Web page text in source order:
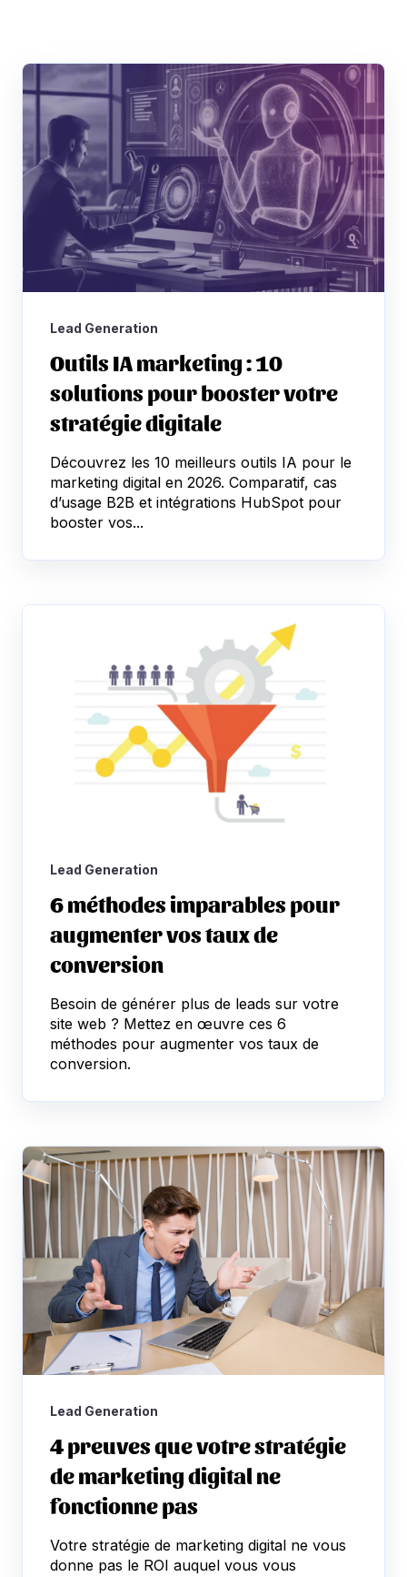
Lead Generation
Outils IA marketing : 10
solutions pour booster votre
stratégie digitale
Découvrez les 10 meilleurs outils IA pour le
marketing digital en 2026. Comparatif, cas
d’usage B2B et intégrations HubSpot pour
booster vos...
Lead Generation
6 méthodes imparables pour
augmenter vos taux de
conversion
Besoin de générer plus de leads sur votre
site web ? Mettez en œuvre ces 6
méthodes pour augmenter vos taux de
conversion.
Lead Generation
4 preuves que votre stratégie
de marketing digital ne
fonctionne pas
Votre stratégie de marketing digital ne vous
donne pas le ROI auquel vous vous